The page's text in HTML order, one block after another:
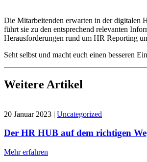
Die Mitarbeitenden erwarten in der digitalen
führt sie zu den entsprechend relevanten
Herausforderungen rund um HR Reporting
Seht selbst und macht euch einen besseren
Weitere Artikel
20 Januar 2023 | Uncategorized
Der HR HUB auf dem richtigen
Mehr erfahren